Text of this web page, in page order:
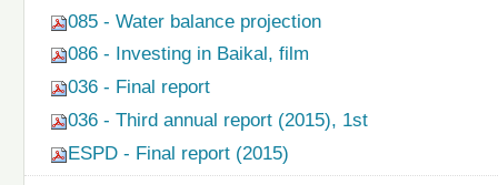
085 - Water balance projection
086 - Investing in Baikal, film
036 - Final report
036 - Third annual report (2015), 1st
ESPD - Final report (2015)